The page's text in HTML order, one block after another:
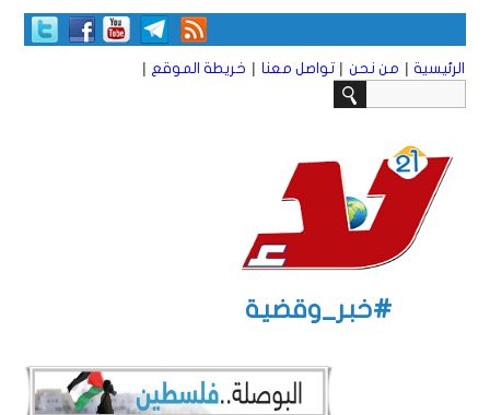
الرئيسية | من نحن | تواصل معنا | خريطة الموقع |
#خبر_وقضية